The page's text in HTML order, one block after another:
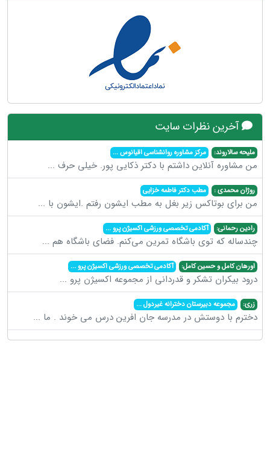
آخرین نظرات سایت
ملیحه سالاروند: مرکز مشاوره روانشناسی اقیانوس...
من مشاوره آنلاین داشتم با دکتر ذکایی پور. خیلی حرف ...
روژان محمدی : مطب دکتر فاطمه خزایی
من برای بوتاکس زیر بغل به مطب ایشون رفتم .ایشون با ...
رادین رحمانی: آکادمی تخصصی ورزشی اکسیژن پرو...
چندساله که توی باشگاه تمرین می‌کنم. فضای باشگاه هم ...
اورهان کامل و حسین کامل: آکادمی تخصصی ورزشی اکسیژن پرو...
درود بیکران تشکر و قدردانی از مجموعه اکسیژن پرو ...
زری: مجموعه دبیرستان دخترانه غیردول...
دخترم با دوستش در مدرسه جان افرین درس می خوند . ما ...